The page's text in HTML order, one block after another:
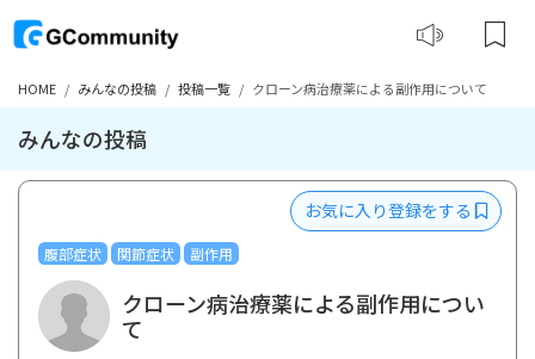
HOME みんなの投稿 投稿一覧 クローン病治療薬による副作用について
みんなの投稿
腹部症状 関節症状 副作用
お気に入り登録をする
クローン病治療薬による副作用につい
て